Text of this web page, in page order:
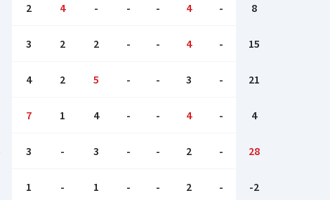
2 4 - - - 4 - 8
3 2 2 - - 4 - 15
4 2 5 - - 3 - 21
7 1 4 - - 4 - 4
3 - 3 - - 2 - 28
1 - 1 - - 2 - -2